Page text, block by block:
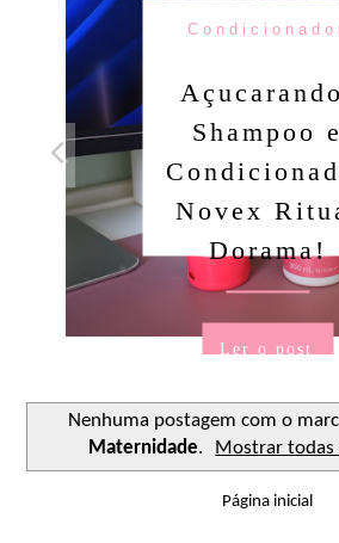
Condicionador
Açucarando:
Shampoo e
Novex
Dorama!
Ler o post
Nenhuma postagem com o
Maternidade. Mostrar todas
Página inicial